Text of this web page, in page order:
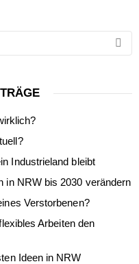
Industrieland bleibt
in NRW bis 2030 verändern
Verstorbenen?
Arbeiten den
Ideen in NRW